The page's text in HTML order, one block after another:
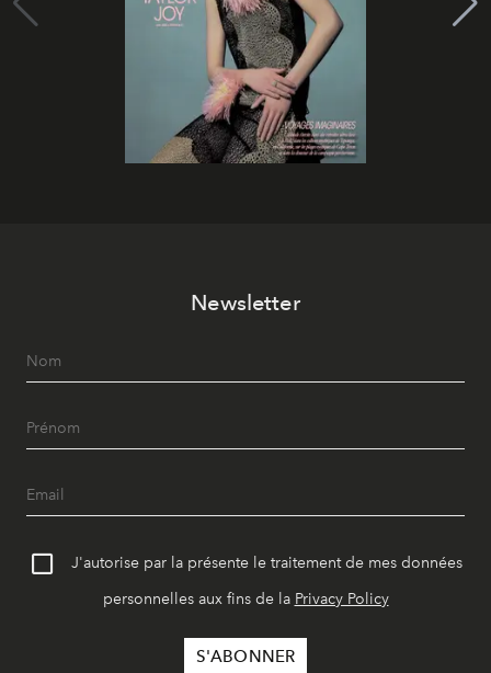
Newsletter
J'autorise par la présente le traitement de mes données
personnelles aux fins de la Privacy Policy